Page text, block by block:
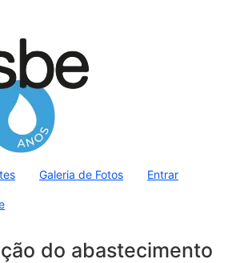
Galeria de Fotos Entrar
do abastecimento